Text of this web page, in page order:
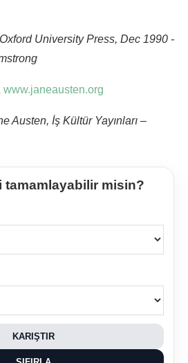
University Press, Dec 1990 -
www.janeausten.org
Austen, İş Kültür Yayınları –
tamamlayabilir misin?
KARIŞTIR